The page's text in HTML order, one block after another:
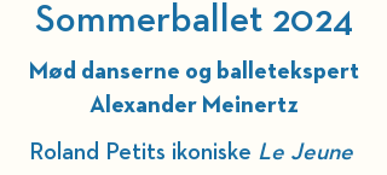
Sommerballet 2024
Mød danserne og balletekspert
Alexander Meinertz
Roland Petits ikoniske Le Jeune